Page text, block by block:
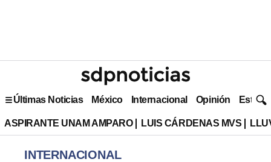
Últimas Noticias México Internacional Opinión Estilo
ASPIRANTE UNAM AMPARO LUIS CÁRDENAS MVS
INTERNACIONAL